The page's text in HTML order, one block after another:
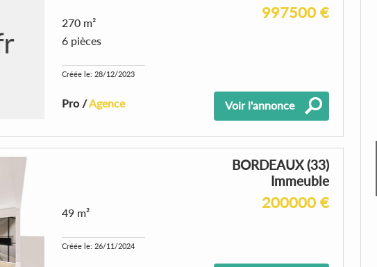
997500 €
270 m²
6 pièces
Créée le: 28/12/2023
Pro /Agence Voir l'annonce
BORDEAUX (33)
Immeuble
200000 €
49 m²
Créée le: 26/11/2024